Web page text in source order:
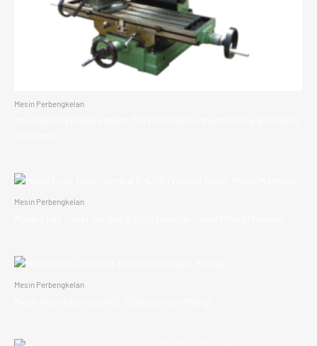
Mesin Perbengkelan
Mesin Perbengkelan
Mesin Perbengkelan